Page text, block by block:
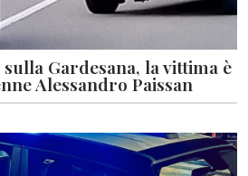
Gardesana, la vittima è
Alessandro Paissan